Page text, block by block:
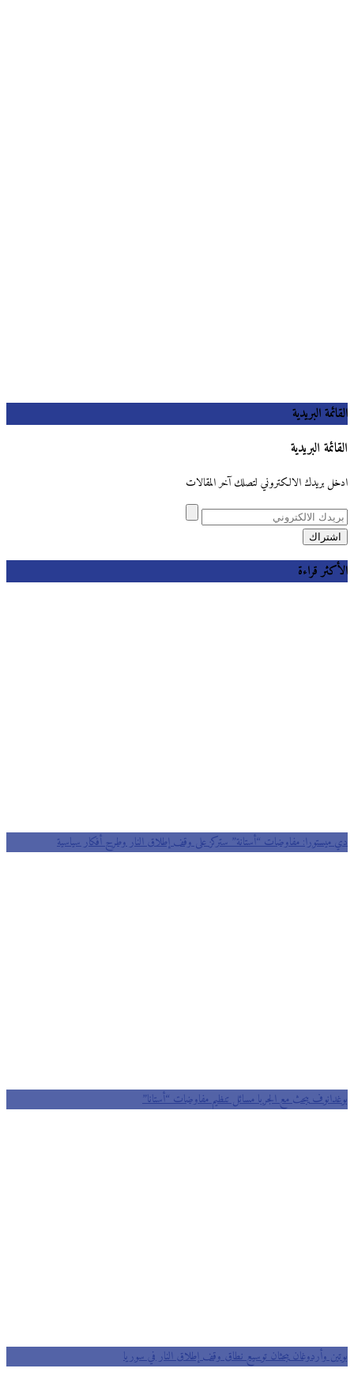
القائمة البريدية
القائمة البريدية
ادخل بريدك الالكتروني لتصلك آخر المقالات
الأكثر قراءة
دي ميستورا: مفاوضات “أستانة” ستركز على وقف إطلاق النار وطرح أفكار سياسية
بوغدانوف يبحث مع الجربا مسائل تنظيم مفاوضات “أستانا”
بوتين وأردوغان يبحثان توسيع نطاق وقف إطلاق النار في سوريا